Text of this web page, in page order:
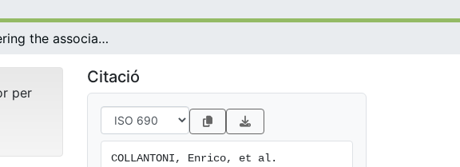
Deciphering the association between morphological differences in hypothalamic subregions and circulating ghrelin and leptin concentrations: exploratory evidence in anorexia nervosa and obesity
per
Citació
COLLANTONI, Enrico, et al.